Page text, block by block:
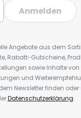
Anmelden
Angebote aus dem
Rabatt-Gutscheine,
sowie Inhalte
und
Newsletter finden oder
Datenschutzerklärung.